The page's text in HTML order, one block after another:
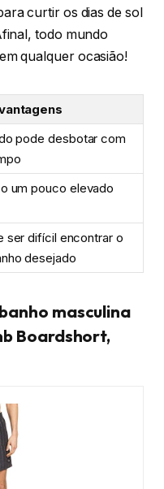
curtir os dias de sol
todo mundo
qualquer ocasião!
pode desbotar com
um pouco elevado
ser difícil encontrar o
desejado
masculina
Boardshort,